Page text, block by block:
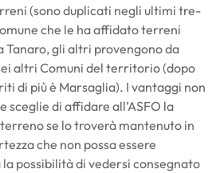
(sono duplicati negli ultimi tre-
che le ha affidato terreni
Tanaro, gli altri provengono da
altri Comuni del territorio (dopo
di più è Marsaglia). I vantaggi non
sceglie di affidare all’ASFO la
se lo troverà mantenuto in
che non possa essere
possibilità di vedersi consegnato